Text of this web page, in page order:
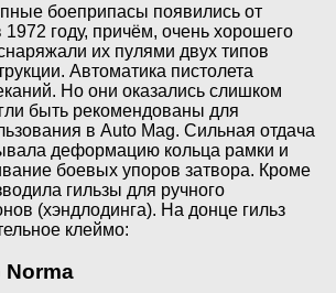
боеприпасы появились от
году, причём, очень хорошего
их пулями двух типов
Автоматика пистолета
Но они оказались слишком
быть рекомендованы для
в Auto Mag. Сильная отдача
деформацию кольца рамки и
боевых упоров затвора. Кроме
гильзы для ручного
(хэндлодинга). На донце гильз
клеймо:
Norma